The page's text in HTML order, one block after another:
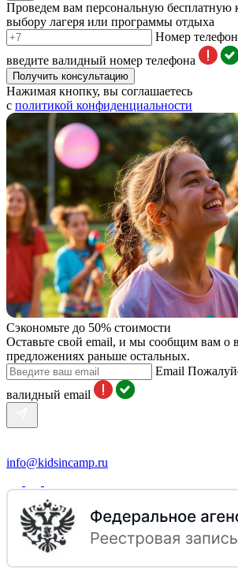
Проведем вам персональную бесплатную
выбору лагеря или программы отдыха
Номер
введите валидный номер телефона
Получить консультацию
Нажимая кнопку, вы соглашаетесь
с политикой конфиденциальности
Сэкономьте до 50% стоимости
Оставьте свой email, и мы сообщим вам о
предложениях раньше остальных.
Email
валидный email
info@kidsincamp.ru